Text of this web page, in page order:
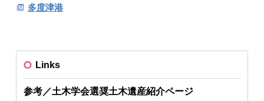
多度津港
Links
参考／土木学会選奨土木遺産紹介ページ